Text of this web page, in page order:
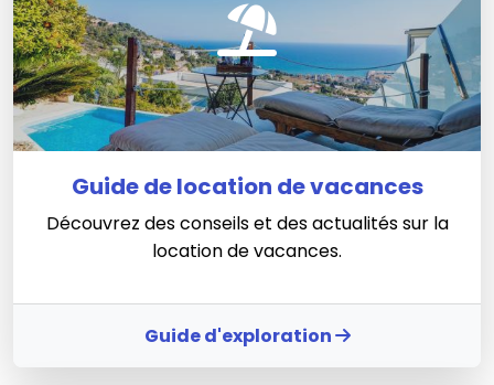
Guide de location de vacances
Découvrez des conseils et des actualités sur la
location de vacances.
Guide d'exploration